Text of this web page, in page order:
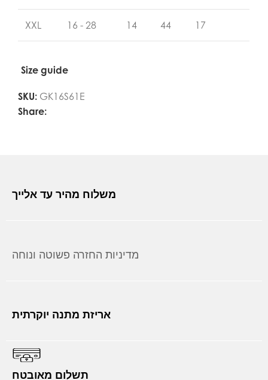
XXL 16 - 28 14 44 17
Size guide
SKU: GK16S61E
Share:
משלוח מהיר עד אלייך
מדיניות החזרה פשוטה ונוחה
אריזת מתנה יוקרתית
תשלום מאובטח